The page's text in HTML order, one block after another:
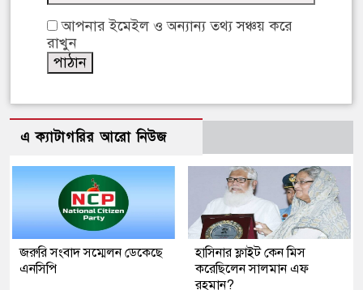
আপনার ইমেইল ও অন্যান্য তথ্য সঞ্চয় করে
রাখুন
এ ক্যাটাগরির আরো নিউজ
জরুরি সংবাদ সম্মেলন ডেকেছে
এনসিপি
হাসিনার ফ্লাইট কেন মিস
করেছিলেন সালমান এফ
রহমান?